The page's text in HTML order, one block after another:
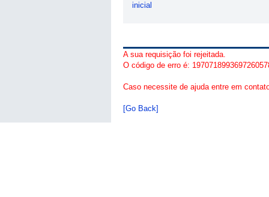
inicial
A sua requisição foi rejeitada.
O código de erro é:
Caso necessite de ajuda entre em
[Go Back]